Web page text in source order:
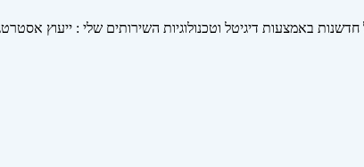
באמצעות דיגיטל וטכנולוגיות השירותים שלי : ייעוץ